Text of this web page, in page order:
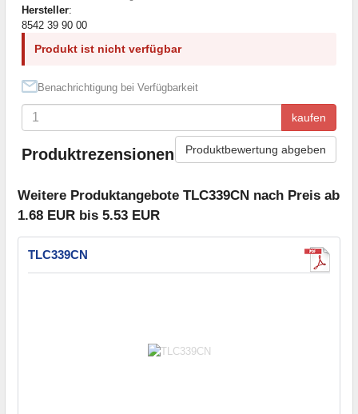
Hersteller:
8542 39 90 00
Produkt ist nicht verfügbar
Benachrichtigung bei Verfügbarkeit
kaufen
Produktrezensionen Produktbewertung abgeben
Weitere Produktangebote TLC339CN nach Preis ab
1.68 EUR bis 5.53 EUR
TLC339CN